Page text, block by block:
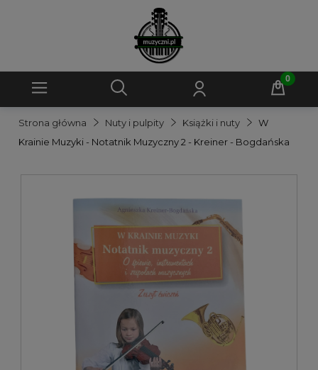
Strona główna Nuty i pulpity Książki i nuty
W
Krainie Muzyki - Notatnik Muzyczny 2 - Kreiner - Bogdańska